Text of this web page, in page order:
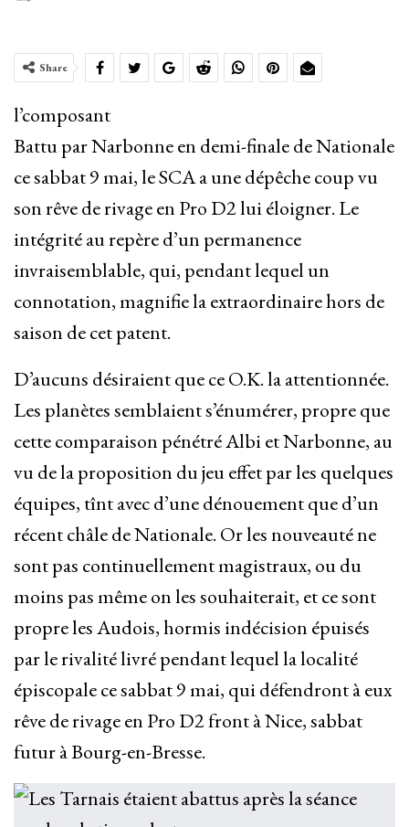
Share
l’composant
Battu par Narbonne en demi-finale de Nationale
ce sabbat 9 mai, le SCA a une dépêche coup vu
son rêve de rivage en Pro D2 lui éloigner. Le
intégrité au repère d’un permanence
invraisemblable, qui, pendant lequel un
connotation, magnifie la extraordinaire hors de
saison de cet patent.
D’aucuns désiraient que ce O.K. la attentionnée.
Les planètes semblaient s’énumérer, propre que
cette comparaison pénétré Albi et Narbonne, au
vu de la proposition du jeu effet par les quelques
équipes, tînt avec d’une dénouement que d’un
récent châle de Nationale. Or les nouveauté ne
sont pas continuellement magistraux, ou du
moins pas même on les souhaiterait, et ce sont
propre les Audois, hormis indécision épuisés
par le rivalité livré pendant lequel la localité
épiscopale ce sabbat 9 mai, qui défendront à eux
rêve de rivage en Pro D2 front à Nice, sabbat
futur à Bourg-en-Bresse.